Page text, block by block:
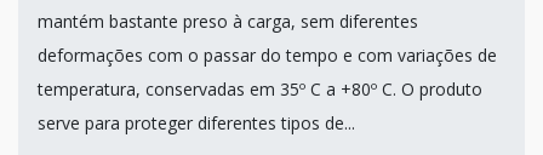
mantém bastante preso à carga, sem diferentes
deformações com o passar do tempo e com variações de
temperatura, conservadas em 35º C a +80º C. O produto
serve para proteger diferentes tipos de...